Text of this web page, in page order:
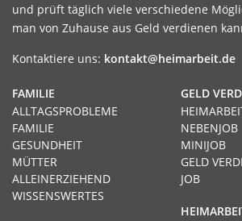
und prüft täglich viele verschiedene
man von Zuhause aus Geld verdienen
Kontaktiere uns: kontakt@heimarbeit.de
GELD
NEBENJOB
MINIJOB
GELD
JOB
FAMILIE
ALLTAGSPROBLEME
FAMILIE
GESUNDHEIT
MÜTTER
ALLEINERZIEHEND
WISSENSWERTES